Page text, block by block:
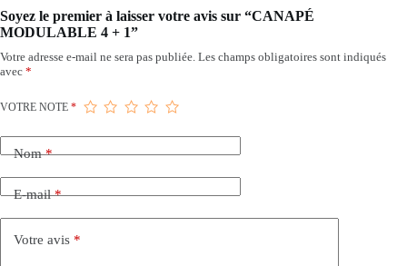
Soyez le premier à laisser votre avis sur “CANAPÉ
MODULABLE 4 + 1”
Votre adresse e-mail ne sera pas publiée. Les champs obligatoires sont indiqués
avec *
VOTRE NOTE *
Nom*
E-mail*
Votre avis *